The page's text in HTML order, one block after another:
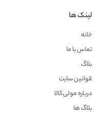
لینک ها
خانه
تماس با ما
بلاگ
قوانین سایت
درباره مولی‌کالا
بلاگ ها